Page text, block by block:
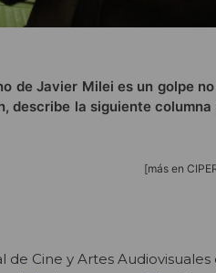
de Javier Milei es un golpe
la siguiente columna
[más en
Cine y Artes